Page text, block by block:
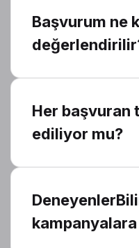
Başvurum ne
Her başvuran
ediliyor mu?